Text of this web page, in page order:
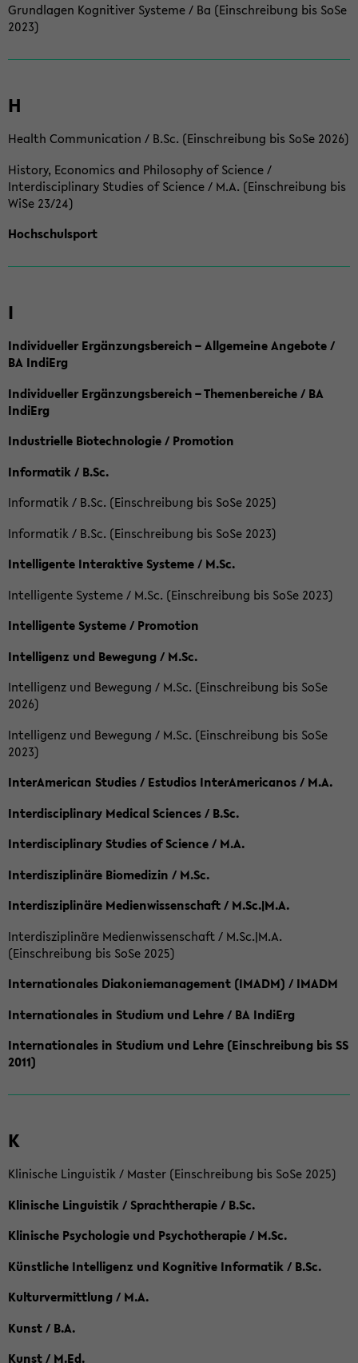
Grundlagen Kognitiver Systeme / Ba (Einschreibung bis SoSe
2023)
H
Health Communication / B.Sc. (Einschreibung bis SoSe 2026)
History, Economics and Philosophy of Science /
Interdisciplinary Studies of Science / M.A. (Einschreibung bis
WiSe 23/24)
Hochschulsport
I
Individueller Ergänzungsbereich – Allgemeine Angebote /
BA IndiErg
Individueller Ergänzungsbereich – Themenbereiche / BA
IndiErg
Industrielle Biotechnologie / Promotion
Informatik / B.Sc.
Informatik / B.Sc. (Einschreibung bis SoSe 2025)
Informatik / B.Sc. (Einschreibung bis SoSe 2023)
Intelligente Interaktive Systeme / M.Sc.
Intelligente Systeme / M.Sc. (Einschreibung bis SoSe 2023)
Intelligente Systeme / Promotion
Intelligenz und Bewegung / M.Sc.
Intelligenz und Bewegung / M.Sc. (Einschreibung bis SoSe
2026)
Intelligenz und Bewegung / M.Sc. (Einschreibung bis SoSe
2023)
InterAmerican Studies / Estudios InterAmericanos / M.A.
Interdisciplinary Medical Sciences / B.Sc.
Interdisciplinary Studies of Science / M.A.
Interdisziplinäre Biomedizin / M.Sc.
Interdisziplinäre Medienwissenschaft / M.Sc.|M.A.
Interdisziplinäre Medienwissenschaft / M.Sc.|M.A.
(Einschreibung bis SoSe 2025)
Internationales Diakoniemanagement (IMADM) / IMADM
Internationales in Studium und Lehre / BA IndiErg
Internationales in Studium und Lehre (Einschreibung bis SS
2011)
K
Klinische Linguistik / Master (Einschreibung bis SoSe 2025)
Klinische Linguistik / Sprachtherapie / B.Sc.
Klinische Psychologie und Psychotherapie / M.Sc.
Künstliche Intelligenz und Kognitive Informatik / B.Sc.
Kulturvermittlung / M.A.
Kunst / B.A.
Kunst / M.Ed.